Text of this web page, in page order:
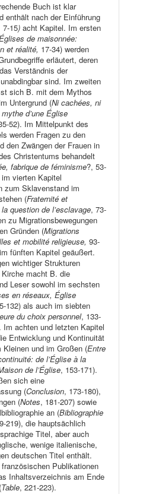
Buch ist klar
enthält nach der Einführung
7-15)acht Kapitel. Im ersten
de maisonnée:
et réalité, 17-34) werden
erläutert, deren
Verständnis der
sind. Im zweiten
sich B. mit dem Mythos
Untergrund (Ni cachées, ni
d’une Église
52). Im Mittelpunkt des
werden Fragen zu den
den Zwängen der Frauen in
Christentums behandelt
fabrique de féminisme?, 53-
vierten Kapitel
zum Sklavenstand im
(Fraternité et
question de l’esclavage, 73-
zu Migrationsbewegungen
Gründen (Migrations
et mobilité religieuse,93-
fünften Kapitel geäußert.
wichtiger Strukturen
Kirche macht B. die
Leser sowohl im sechsten
en réseaux, Église
132) als auch im siebten
du choix personnel, 133-
Im achten und letzten Kapitel
Entwicklung und Kontinuität
Kleinen und im Großen (Entre
de l’Église à la
de l’Église, 153-171).
sich eine
(Conclusion, 173-180),
(Notes, 181-207) sowie
an (Bibliographie
219), die hauptsächlich
Titel, aber auch
wenige italienische,
deutschen Titel enthält.
Publikationen
Inhaltsverzeichnis am Ende
Table, 221-223).